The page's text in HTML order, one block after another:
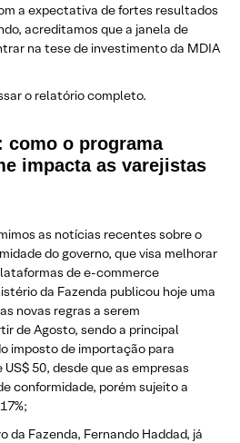
a expectativa de fortes resultados
acreditamos que a janela de
na tese de investimento da MDIA
o relatório completo.
como o programa
impacta as varejistas
as notícias recentes sobre o
do governo, que visa melhorar
de e-commerce
da Fazenda publicou hoje uma
novas regras a serem
de Agosto, sendo a principal
imposto de importação para
50, desde que as empresas
conformidade, porém sujeito a
da Fazenda, Fernando Haddad, já